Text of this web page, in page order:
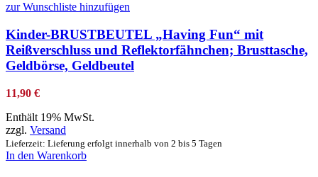
zur Wunschliste hinzufügen
Kinder-BRUSTBEUTEL „Having Fun“ mit
Reißverschluss und Reflektorfähnchen; Brusttasche,
Geldbörse, Geldbeutel
11,90 €
Enthält 19% MwSt.
zzgl. Versand
Lieferzeit: Lieferung erfolgt innerhalb von 2 bis 5 Tagen
In den Warenkorb